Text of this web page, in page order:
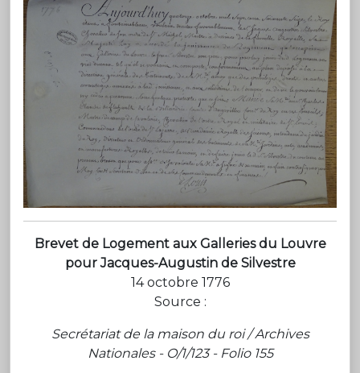
Brevet de Logement aux Galleries du Louvre
pour Jacques-Augustin de Silvestre
14 octobre 1776
Source :
Secrétariat de la maison du roi / Archives
Nationales - O/1/123 - Folio 155